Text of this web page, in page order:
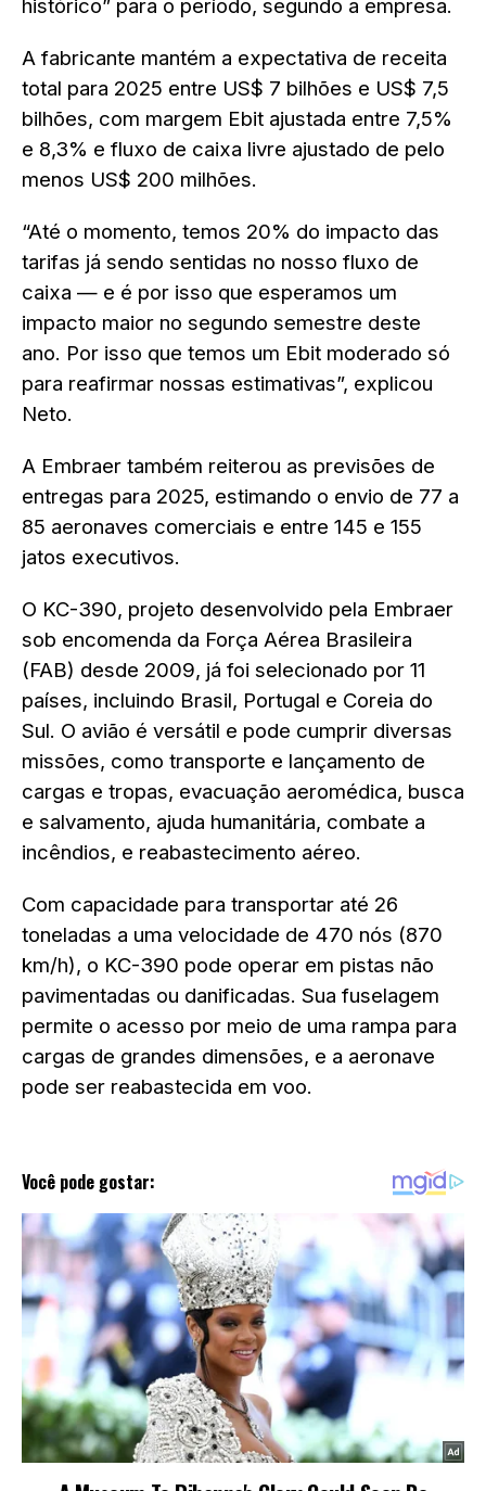
histórico” para o período, segundo a empresa.
A fabricante mantém a expectativa de receita
total para 2025 entre US$ 7 bilhões e US$ 7,5
bilhões, com margem Ebit ajustada entre 7,5%
e 8,3% e fluxo de caixa livre ajustado de pelo
menos US$ 200 milhões.
“Até o momento, temos 20% do impacto das
tarifas já sendo sentidas no nosso fluxo de
caixa — e é por isso que esperamos um
impacto maior no segundo semestre deste
ano. Por isso que temos um Ebit moderado só
para reafirmar nossas estimativas”, explicou
Neto.
A Embraer também reiterou as previsões de
entregas para 2025, estimando o envio de 77 a
85 aeronaves comerciais e entre 145 e 155
jatos executivos.
O KC-390, projeto desenvolvido pela Embraer
sob encomenda da Força Aérea Brasileira
(FAB) desde 2009, já foi selecionado por 11
países, incluindo Brasil, Portugal e Coreia do
Sul. O avião é versátil e pode cumprir diversas
missões, como transporte e lançamento de
cargas e tropas, evacuação aeromédica, busca
e salvamento, ajuda humanitária, combate a
incêndios, e reabastecimento aéreo.
Com capacidade para transportar até 26
toneladas a uma velocidade de 470 nós (870
km/h), o KC-390 pode operar em pistas não
pavimentadas ou danificadas. Sua fuselagem
permite o acesso por meio de uma rampa para
cargas de grandes dimensões, e a aeronave
pode ser reabastecida em voo.